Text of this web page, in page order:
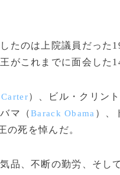
たのは上院議員だった
がこれまでに面会した
）、ビル・クリン
マ（Barack Obama ）、
の死を悼んだ。
品、不断の勤労、そし